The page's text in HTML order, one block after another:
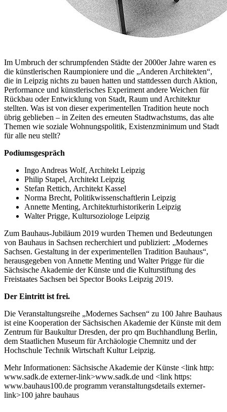
Im Umbruch der schrumpfenden Städte der 2000er Jahre waren es
die künstlerischen Raumpioniere und die „Anderen Architekten“,
die in Leipzig nichts zu bauen hatten und stattdessen durch Aktion,
Performance und künstlerisches Experiment andere Weichen für
Rückbau oder Entwicklung von Stadt, Raum und Architektur
stellten. Was ist von dieser experimentellen Tradition heute noch
übrig geblieben – in Zeiten des erneuten Stadtwachstums, das alte
Themen wie soziale Wohnungspolitik, Existenzminimum und Stadt
für alle neu stellt?
Podiumsgespräch
Ingo Andreas Wolf, Architekt Leipzig
Philip Stapel, Architekt Leipzig
Stefan Rettich, Architekt Kassel
Norma Brecht, Politikwissenschaftlerin Leipzig
Annette Menting, Architekturhistorikerin Leipzig
Walter Prigge, Kultursoziologe Leipzig
Zum Bauhaus-Jubiläum 2019 wurden Themen und Bedeutungen
von Bauhaus in Sachsen recherchiert und publiziert: „Modernes
Sachsen. Gestaltung in der experimentellen Tradition Bauhaus“,
herausgegeben von Annette Menting und Walter Prigge für die
Sächsische Akademie der Künste und die Kulturstiftung des
Freistaates Sachsen bei Spector Books Leipzig 2019.
Der Eintritt ist frei.
Die Veranstaltungsreihe „Modernes Sachsen“ zu 100 Jahre Bauhaus
ist eine Kooperation der Sächsischen Akademie der Künste mit dem
Zentrum für Baukultur Dresden, der pro qm Buchhandlung Berlin,
dem Staatlichen Museum für Archäologie Chemnitz und der
Hochschule Technik Wirtschaft Kultur Leipzig.
Mehr Informationen: Sächsische Akademie der Künste <link http:
www.sadk.de externer-link>www.sadk.de und <link https:
www.bauhaus100.de programm veranstaltungsdetails externer-
link>100 jahre bauhaus